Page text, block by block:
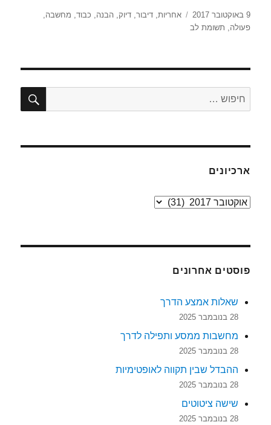
פורסם
בתאריך
9 באוקטובר 2017 תגיות
אחריות,דיבור,דיוק,הבנה, כבוד, מחשבה,
פעולה, תשומת לב
חפש:
ארכיונים
ארכיונים
פוסטים אחרונים
שאלות אמצע הדרך
28 בנובמבר 2025
מחשבות ממסע ותפילה לדרך
28 בנובמבר 2025
ההבדל שבין תקווה לאופטימיות
28 בנובמבר 2025
שישה ציטוטים
28 בנובמבר 2025